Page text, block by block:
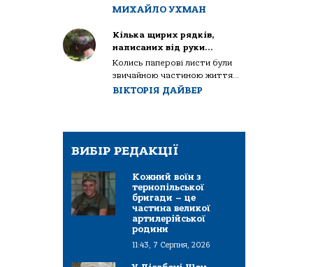
МИХАЙЛО УХМАН
Кілька щирих рядків,
написаних від руки…
Колись паперові листи були
звичайною частиною життя...
ВІКТОРІЯ ДАЙВЕР
ВИБІР РЕДАКЦІЇ
Кожний воїн з
тернопільської
бригади – це
частина великої
артилерійської
родини
11:43, 7 Серпня, 2026